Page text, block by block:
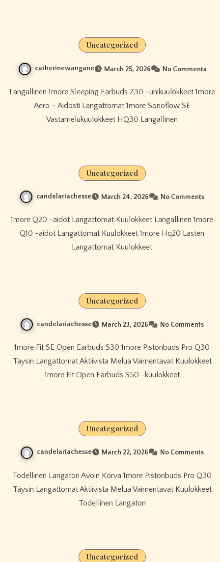
Uncategorized
catherinewangane March 25, 2026 No Comments
Langallinen 1more Sleeping Earbuds Z30 -unikuulokkeet 1more
Aero – Aidosti Langattomat 1more Sonoflow SE
Vastamelukuulokkeet HQ30 Langallinen
Uncategorized
candelariachesse March 24, 2026 No Comments
1more Q20 -aidot Langattomat Kuulokkeet Langallinen 1more
Q10 -aidot Langattomat Kuulokkeet 1more Hq20 Lasten
Langattomat Kuulokkeet
Uncategorized
candelariachesse March 23, 2026 No Comments
1more Fit SE Open Earbuds S30 1more Pistonbuds Pro Q30
Täysin Langattomat Aktiivista Melua Vaimentavat Kuulokkeet
1more Fit Open Earbuds S50 -kuulokkeet
Uncategorized
candelariachesse March 22, 2026 No Comments
Todellinen Langaton Avoin Korva 1more Pistonbuds Pro Q30
Täysin Langattomat Aktiivista Melua Vaimentavat Kuulokkeet
Todellinen Langaton
Uncategorized